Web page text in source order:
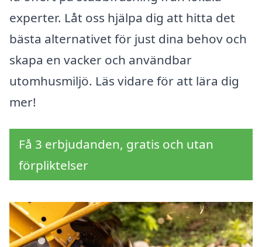
experter. Låt oss hjälpa dig att hitta det
bästa alternativet för just dina behov och
skapa en vacker och användbar
utomhusmiljö. Läs vidare för att lära dig
mer!
Få 3 erbjudanden, gratis och utan
förpliktelser